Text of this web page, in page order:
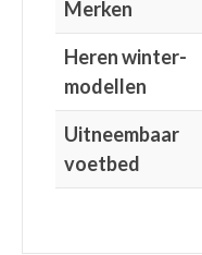
Merken
Heren winter-
modellen
Uitneembaar
voetbed